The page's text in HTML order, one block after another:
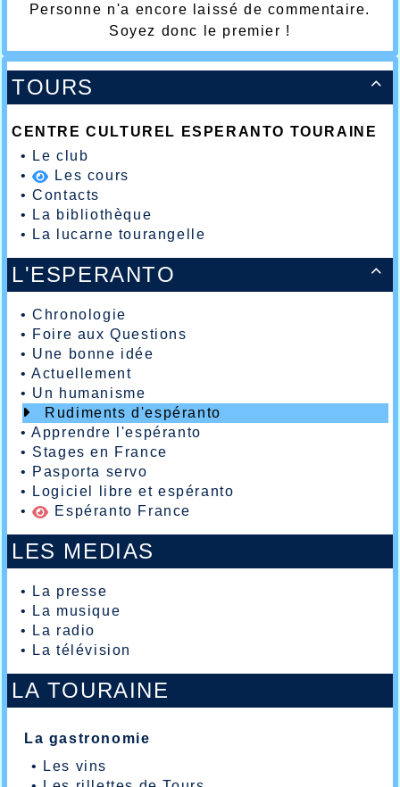

TOURS
CENTRE CULTUREL ESPERANTO TOURAINE
•
Le club
•
Les cours
•Contacts
•
La bibliothèque
•
La lucarne tourangelle

L'ESPERANTO
•Chronologie
• Foire aux Questions
• Une bonne idée
•Actuellement
• Un humanisme
Rudiments d'espéranto
•Apprendre l'espéranto
• Stages en France
• Pasporta servo
•
Logiciel libre et espéranto
•
Espéranto France
LES MEDIAS
•
La presse
•
La musique
•
La radio
•
La télévision
LA TOURAINE
La gastronomie
•
Les vins
Personne n'a encore laissé de commentaire.
Soyez donc le premier !